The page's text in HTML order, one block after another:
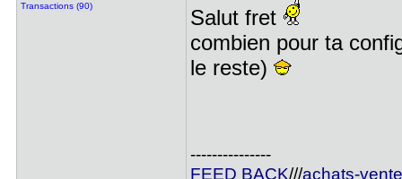
Transactions (90)
Salut fret
combien pour ta
le reste)
---------------
FEED BACK///achats-